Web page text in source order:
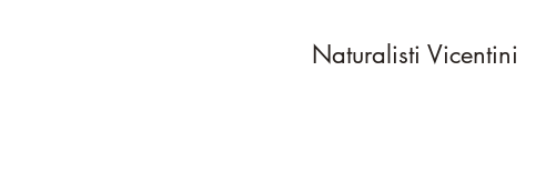
Naturalisti Vicentini